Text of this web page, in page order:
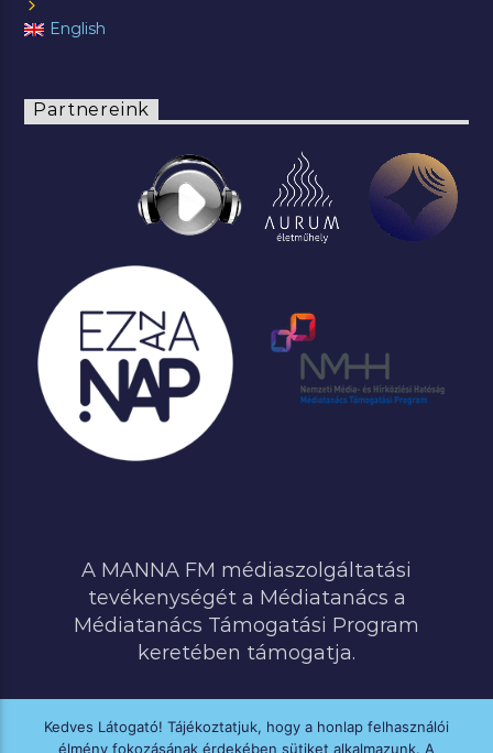
English
Partnereink
A MANNA FM médiaszolgáltatási
tevékenységét a Médiatanács a
Médiatanács Támogatási Program
keretében támogatja.
Kedves Látogató! Tájékoztatjuk, hogy a honlap felhasználói
élmény fokozásának érdekében sütiket alkalmazunk. A